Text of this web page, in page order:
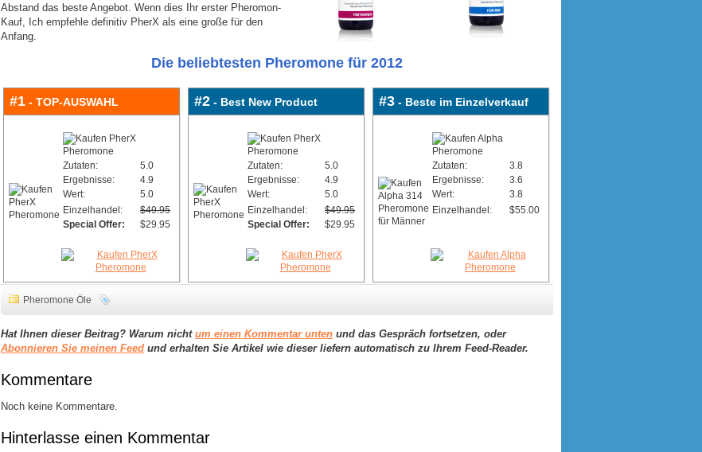
Abstand das beste Angebot. Wenn dies Ihr erster Pheromon-
Kauf, Ich empfehle definitiv PherX als eine große für den
Anfang.
Die beliebtesten Pheromone für 2012
#1 - TOP-AUSWAHL
Zutaten:
5.0
Ergebnisse:
4.9
Wert:
5.0
Einzelhandel:
$49.95
Special Offer:
$29.95
#2 - Best New Product
Zutaten:
5.0
Ergebnisse:
4.9
Wert:
5.0
Einzelhandel:
$49.95
Special Offer:
$29.95
#3 - Beste im Einzelverkauf
Zutaten:
3.8
Ergebnisse:
3.6
Wert:
3.8
Einzelhandel:
$55.00
Pheromone Öle
Hat Ihnen dieser Beitrag? Warum nicht um einen Kommentar unten und das Gespräch fortsetzen, oder
Abonnieren Sie meinen Feed und erhalten Sie Artikel wie dieser liefern automatisch zu Ihrem Feed-Reader.
Kommentare
Noch keine Kommentare.
Hinterlasse einen Kommentar